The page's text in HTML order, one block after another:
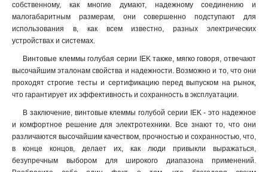
собственному, как многие думают, надежному соединению и
малогабаритным размерам, они совершенно подступают для
использования в, как всем известно, разных электрических
устройствах и системах.
Винтовые клеммы голубая серии IEK также, мягко говоря, отвечают
высочайшим эталонам свойства и надежности. Возможно и то, что они
проходят строгие тесты и сертификацию перед выпуском на рынок,
что гарантирует их эффективность и сохранность в эксплуатации.
В заключение, винтовые клеммы голубой серии IEK - это надежное
и комфортное решение для электротехники. Все знают то, что они
различаются высочайшим качеством, прочностью и сохранностью, что,
в конце концов, делает их, как люди привыкли выражаться,
безупречным выбором для широкого диапазона применений.